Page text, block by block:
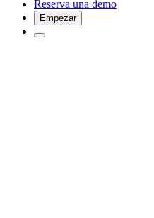
Reserva una demo
Empezar